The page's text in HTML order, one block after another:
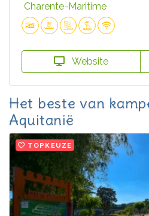
Charente-Maritime
Website
Het beste van
Aquitanië
TOPKEUZE